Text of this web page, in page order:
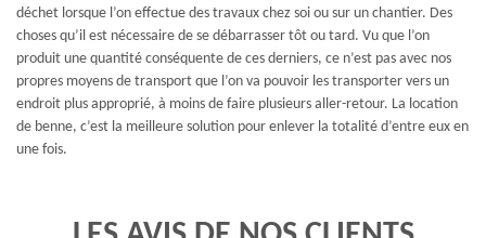
déchet lorsque l’on effectue des travaux chez soi ou sur un chantier. Des
choses qu’il est nécessaire de se débarrasser tôt ou tard. Vu que l’on
produit une quantité conséquente de ces derniers, ce n’est pas avec nos
propres moyens de transport que l’on va pouvoir les transporter vers un
endroit plus approprié, à moins de faire plusieurs aller-retour. La location
de benne, c’est la meilleure solution pour enlever la totalité d’entre eux en
une fois.